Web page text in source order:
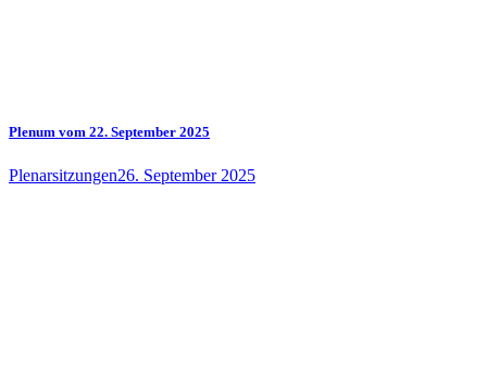
Plenum vom 22. September 2025
Plenarsitzungen26. September 2025